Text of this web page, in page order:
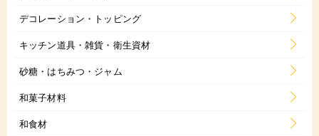
デコレーション・トッピング
キッチン道具・雑貨・衛生資材
砂糖・はちみつ・ジャム
和菓子材料
和食材